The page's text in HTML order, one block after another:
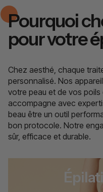
Pourquoi
pour votre
Chez aesthé, chaque
personnalisé. Nos
votre peau et de vos
accompagne avec
beau être un outil
bon protocole. Notre
sûr, efficace et durable.